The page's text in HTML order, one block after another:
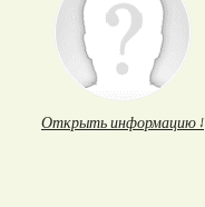
Открыть информацию ↓